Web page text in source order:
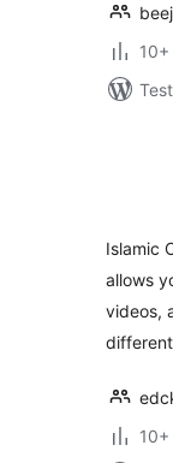
Islamic
allows
videos,